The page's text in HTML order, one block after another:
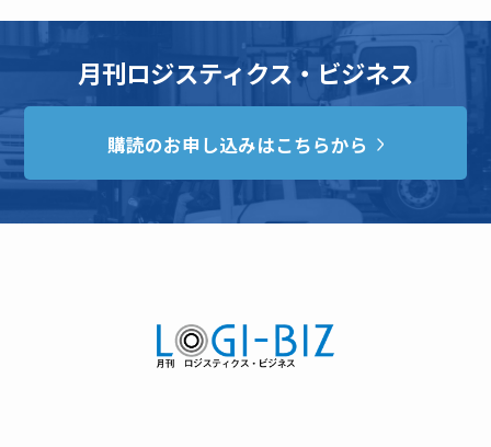
月刊ロジスティクス・ビジネス
購読のお申し込みはこちらから